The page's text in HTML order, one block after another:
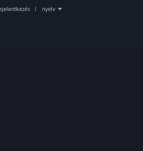
nyelv